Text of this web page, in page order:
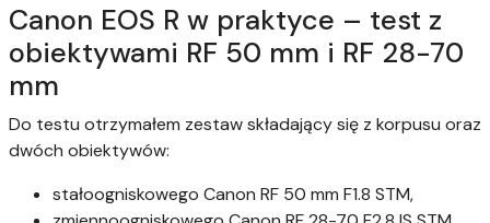
Canon EOS R w praktyce – test z
obiektywami RF 50 mm i RF 28-70
mm
Do testu otrzymałem zestaw składający się z korpusu oraz
dwóch obiektywów:
stałoogniskowego Canon RF 50 mm F1.8 STM,